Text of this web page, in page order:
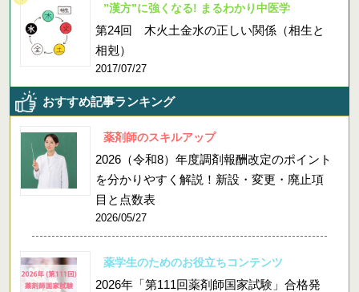
”漢方”に強くなる! まるわかり中医学
第24回 木火土金水の正しい関係（相生と
相剋）
2017/07/27
おすすめ記事ランキング
薬剤師のスキルアップ
2026（令和8）年度調剤報酬改定のポイント
を分かりやすく解説！新設・変更・廃止項
目と点数表
2026/05/27
薬学生のためのお役立ちコンテンツ
2026年「第111回薬剤師国家試験」合格発